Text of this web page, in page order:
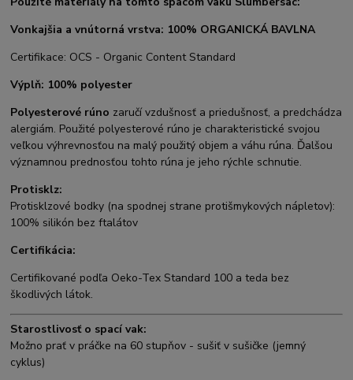
Vonkajšia a vnútorná vrstva: 100% ORGANICKÁ BAVLNA
Certifikace: OCS - Organic Content Standard
Výplň: 100% polyester
Polyesterové rúno zaručí vzdušnosť a priedušnosť, a predchádza
alergiám. Použité polyesterové rúno je charakteristické svojou
veľkou výhrevnosťou na malý použitý objem a váhu rúna. Ďalšou
významnou prednosťou tohto rúna je jeho rýchle schnutie.
Protisklz:
Protisklzové bodky (na spodnej strane protišmykových nápletov):
100% silikón bez ftalátov
Certifikácia:
Certifikované podľa Oeko-Tex Standard 100 a teda bez
škodlivých látok.
Starostlivosť o spací vak:
Možno prať v práčke na 60 stupňov - sušiť v sušičke (jemný
cyklus)